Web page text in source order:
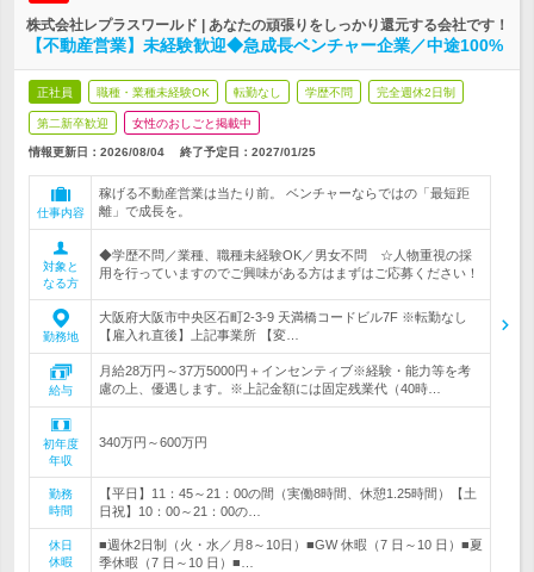
株式会社レプラスワールド | あなたの頑張りをしっかり還元する会社です！
【不動産営業】未経験歓迎◆急成長ベンチャー企業／中途100%
正社員 職種・業種未経験OK 転勤なし 学歴不問 完全週休2日制
第二新卒歓迎 女性のおしごと掲載中
情報更新日：2026/08/04 終了予定日： 2027/01/25
仕事内容
稼げる不動産営業は当たり前。 ベンチャーならではの「最短距
離」で成長を。
対象と
なる方
◆学歴不問／業種、職種未経験OK／男女不問 ☆人物重視の採
用を行っていますのでご興味がある方はまずはご応募ください！
勤務地
大阪府大阪市中央区石町2-3-9 天満橋コードビル7F ※転勤なし
【雇入れ直後】上記事業所 【変…
給与
月給28万円～37万5000円＋インセンティブ※経験・能力等を考
慮の上、優遇します。※上記金額には固定残業代（40時…
初年度
年収
340万円～600万円
勤務
時間
【平日】11：45～21：00の間（実働8時間、休憩1.25時間）【土
日祝】10：00～21：00の…
休日
休暇
■週休2日制（火・水／月8～10日）■GW 休暇（7 日～10 日）■夏
季休暇（7 日～10 日）■…